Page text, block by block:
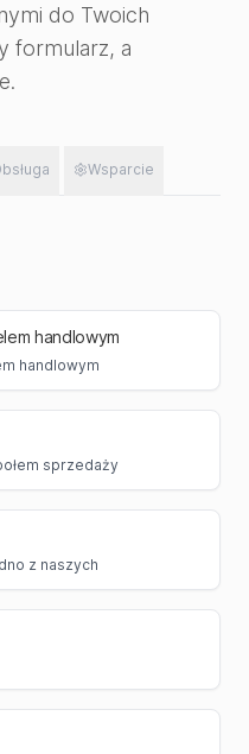
do Twoich
formularz, a
Wsparcie
handlowym
handlowym
sprzedaży
z naszych